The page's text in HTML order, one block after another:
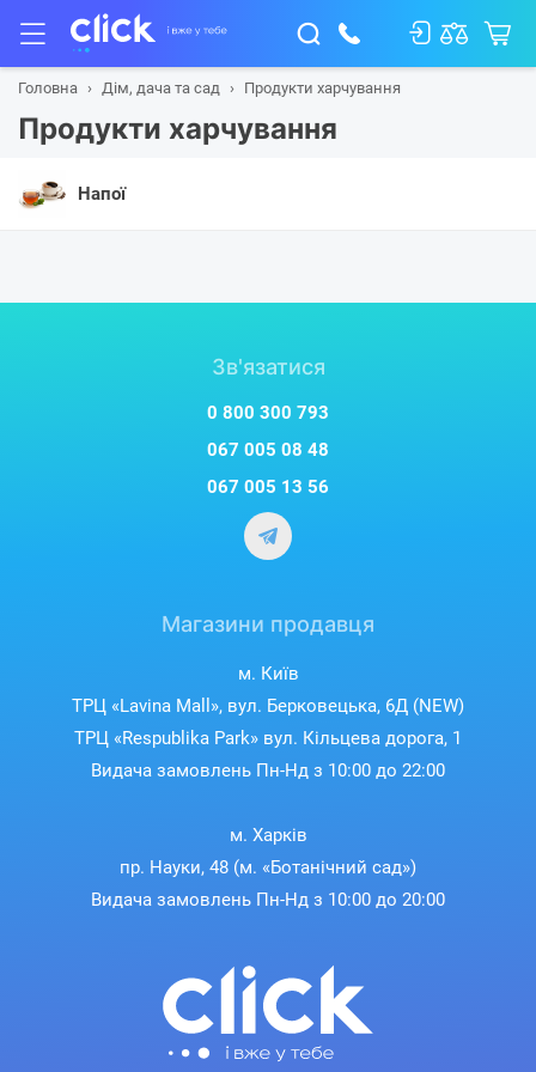
Головна Дім, дача та сад Продукти харчування
Продукти харчування
Напої
Зв'язатися
0 800 300 793
067 005 08 48
067 005 13 56
Магазини продавця
м. Київ
ТРЦ «Lavina Mall», вул. Берковецька, 6Д (NEW)
ТРЦ «Respublika Park» вул. Кільцева дорога, 1
Видача замовлень Пн-Нд з 10:00 до 22:00
м. Харків
пр. Науки, 48 (м. «Ботанічний сад»)
Видача замовлень Пн-Нд з 10:00 до 20:00